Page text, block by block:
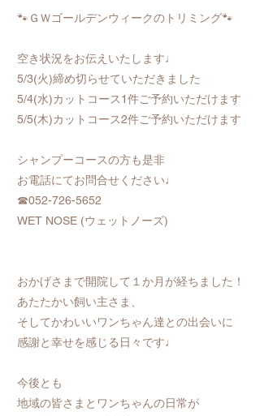
🐾ＧＷゴールデンウィークのトリミング🐾
空き状況をお伝えいたします♩
5/3(火)締め切らせていただきました
5/4(水)カットコース1件ご予約いただけます
5/5(木)カットコース2件ご予約いただけます
シャンプーコースの方も是非
お電話にてお問合せください♩
☎052-726-5652
WET NOSE (ウェットノーズ)
おかげさまで開院して１か月が経ちました！
あたたかい飼い主さま、
そしてかわいいワンちゃん達との出会いに
感謝と幸せを感じる日々です♩
今後とも
地域の皆さまとワンちゃんの日常が